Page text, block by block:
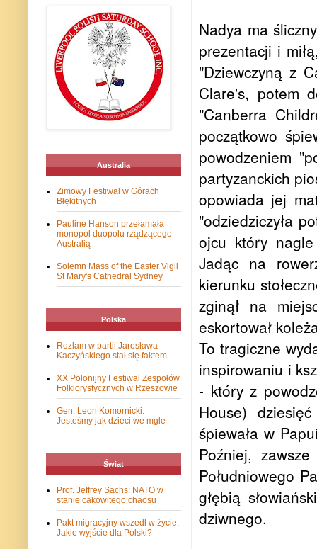
Nadya ma
prezentacji i
"Dziewczyną z
Clare's, potem
"Canberra
początkowo
powodzeniem
partyzanckich
opowiada jej
"odziedziczyła
ojcu który
Jadąc na
kierunku
zginął na
eskortował
To tragiczne
inspirowaniu i
- który z
House)
śpiewała w
Poźniej,
Południowego
głębią
dziwnego.
Australia
Zimowy Festiwal w Górach
Błękitnych
Pauline Hanson przełamała
monopol duopolu rządzącego
Australią
Solemn Mass of the Easter Vigil
St Mary's Cathedral Sydney
Polska
Rozłam w partii Jarosława
Kaczyńskiego stał się faktem
XX Polonijny Festiwal Zespołów
Folklorystycznych w Rzeszowie
Gen. Leon Komornicki:
Jesteśmy jak dzieci we mgle
Świat
Prof. Jeffrey Sachs: NATO w
stanie cakowitego chaosu
Pakt migracyjny wszedł w życie.
Jakie wyjście dla Polski?